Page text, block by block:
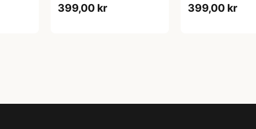
399,00 kr 399,00 kr